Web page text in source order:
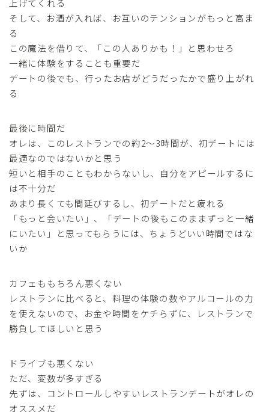
上げてくれる
そして、お酒が入れば、お互いのテンションがもっと高ま
る
この魔法を借りて、「この人ありかも！」と思わせろ
一緒に体験をすることも重要だ
デートの後でも、行ったお店がどうだったかで盛り上がれ
る
最後に時間だ
オレは、このレストランでの約2～3時間が、初デートには
最適なのではないかと思う
短いと相手のこともわからないし、自分をアピールするに
は不十分だ
あまり長くても間延びするし、初デートだと疲れる
「もっと会いたい」、「デートの後もこのままずっと一緒
にいたい」と思ってもらうには、ちょうどいい時間ではな
いか
カフェももちろん悪くない
レストランに比べると、料理の体験の数やアルコールの力
を使えないので、お金や時間をケチらずに、レストランで
勝負してほしいと思う
ドライブも悪くない
ただ、変数が多すぎる
先ずは、コントロールしやすいレストランデートがオレの
オススメだ